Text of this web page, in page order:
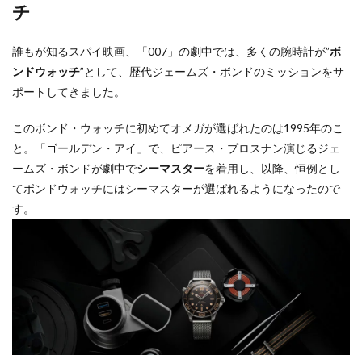
チ
誰もが知るスパイ映画、「007」の劇中では、多くの腕時計が”ボ
ンドウォッチ”として、歴代ジェームズ・ボンドのミッションをサ
ポートしてきました。
このボンド・ウォッチに初めてオメガが選ばれたのは1995年のこ
と。「ゴールデン・アイ」で、ピアース・プロスナン演じるジェ
ームズ・ボンドが劇中でシーマスターを着用し、以降、恒例とし
てボンドウォッチにはシーマスターが選ばれるようになったので
す。